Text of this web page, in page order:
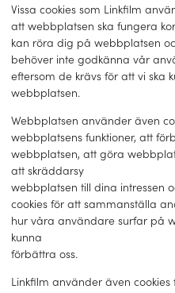
Vissa cookies som Linkfilm
att webbplatsen ska fungera
kan röra dig på webbplatsen
behöver inte godkänna vår
eftersom de krävs för att vi ska
webbplatsen.
Webbplatsen använder även
webbplatsens funktioner, att
webbplatsen, att göra
att skräddarsy
webbplatsen till dina intressen
cookies för att sammanställa
hur våra användare surfar på
kunna
förbättra oss.
Linkfilm använder även